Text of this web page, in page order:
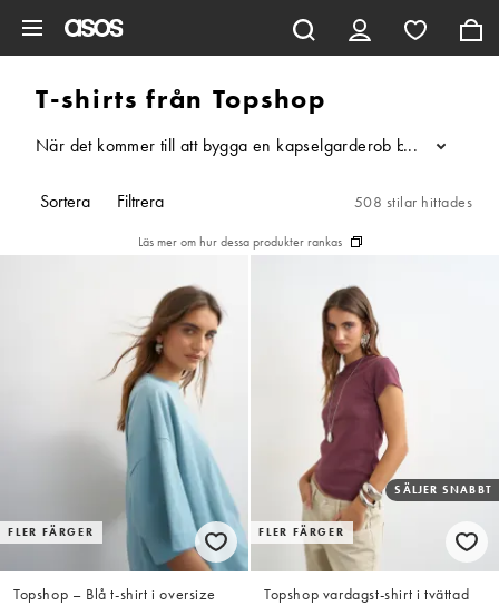
T-shirts från Topshop
När det kommer till att bygga en kapselgarderob behöver du
...
Sortera Filtrera 508 stilar hittades
Läs mer om hur dessa produkter rankas
FLER FÄRGER
Topshop – Blå t-shirt i oversize
FLER FÄRGER
SÄLJER SNABBT
Topshop vardagst-shirt i tvättad